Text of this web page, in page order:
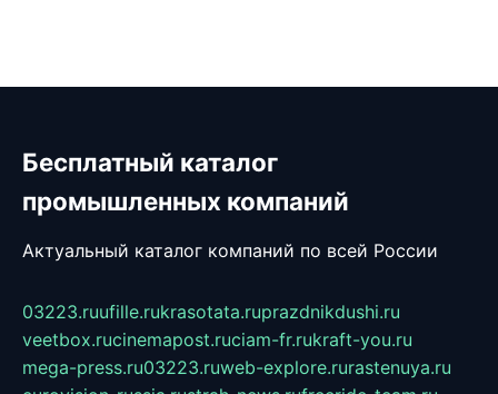
Бесплатный каталог
промышленных компаний
Актуальный каталог компаний по всей России
03223.ruufille.rukrasotata.ruprazdnikdushi.ru
veetbox.rucinemapost.ruciam-fr.rukraft-you.ru
mega-press.ru03223.ruweb-explore.rurastenuya.ru